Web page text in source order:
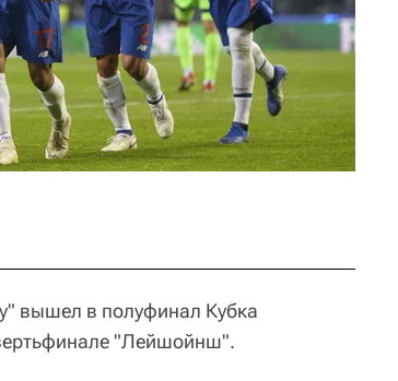
вышел в полуфинал Кубка
"Лейшойнш".